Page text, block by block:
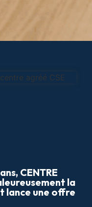
CENTRE
la
lance une offre